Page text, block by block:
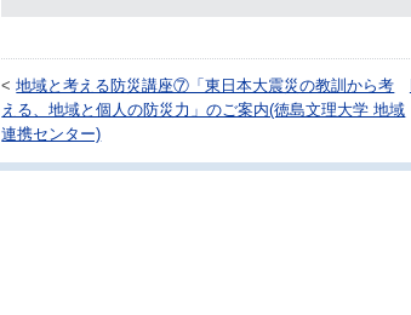
<地域と考える防災講座⑦「東日本大震災の教訓から考
える、地域と個人の防災力」のご案内(徳島文理大学 地域
連携センター)